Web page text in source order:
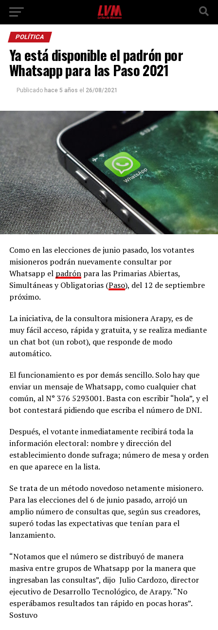
POLÍTICA
Ya está disponible el padrón por
Whatsapp para las Paso 2021
Publicado hace 5 años el 26/08/2021
Como en las elecciones de junio pasado, los votantes
misioneros podrán nuevamente consultar por
Whatsapp el padrónpara las Primarias Abiertas,
Simultáneas y Obligatorias (Paso), del 12 de septiembre
próximo.
La iniciativa, de la consultora misionera Arapy, es de
muy fácil acceso, rápida y gratuita, y se realiza mediante
un chat bot (un robot), que responde de modo
automático.
El funcionamiento es por demás sencillo. Solo hay que
enviar un mensaje de Whatsapp, como cualquier chat
común, al N° 376 5293001. Basta con escribir “hola”, y el
bot contestará pidiendo que escriba el número de DNI.
Después, el votante inmediatamente recibirá toda la
información electoral: nombre y dirección del
establecimiento donde sufraga; número de mesa y orden
en que aparece en la lista.
Se trata de un método novedoso netamente misionero.
Para las elecciones del 6 de junio pasado, arrojó un
amplio número de consultas que, según sus creadores,
superó todas las expectativas que tenían para el
lanzamiento.
“Notamos que el número se distribuyó de manera
masiva entre grupos de Whatsapp por la manera que
ingresaban las consultas”, dijo Julio Cardozo, director
ejecutivo de Desarrollo Tecnológico, de Arapy. “No
esperábamos resultados tan rápido en pocas horas”.
Sostuvo